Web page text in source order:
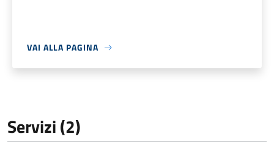
VAI ALLA PAGINA
Servizi (2)